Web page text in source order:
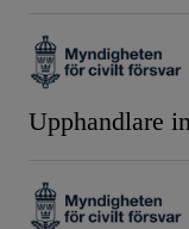
Upphandlare